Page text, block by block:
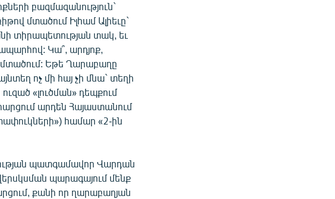
բազմազանություն`
մտածում Իլհամ Ալիեւը`
տիրապետության տակ, եւ
Կա՞, արդյոք,
է մտածում: Եթե Ղարաբաղը
ոչ մի հայ չի մնա` տեղի
«լուծման» դեպքում
արդեն Հայաստանում
համար «2-ին
պատգամավոր Վարդան
պարագայում մենք
քանի որ ղարաբաղյան